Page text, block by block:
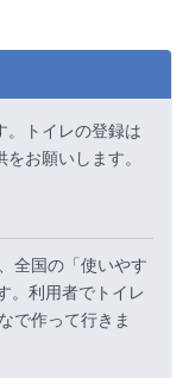
。トイレの登録は
お願いします。
全国の「使いやす
。利用者でトイレ
で作って行きま